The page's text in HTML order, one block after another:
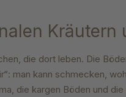
Kräutern
die dort leben. Die
man kann schmecken,
die kargen Böden und